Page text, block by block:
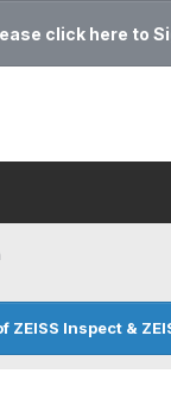
click here to
Inspect &